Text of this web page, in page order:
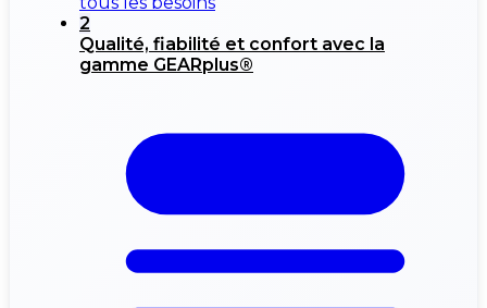
2
Qualité, fiabilité et confort avec la
gamme GEARplus®